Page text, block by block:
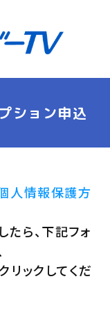
ション申込
個人情報保護方
ら、下記フォ
リックしてくだ